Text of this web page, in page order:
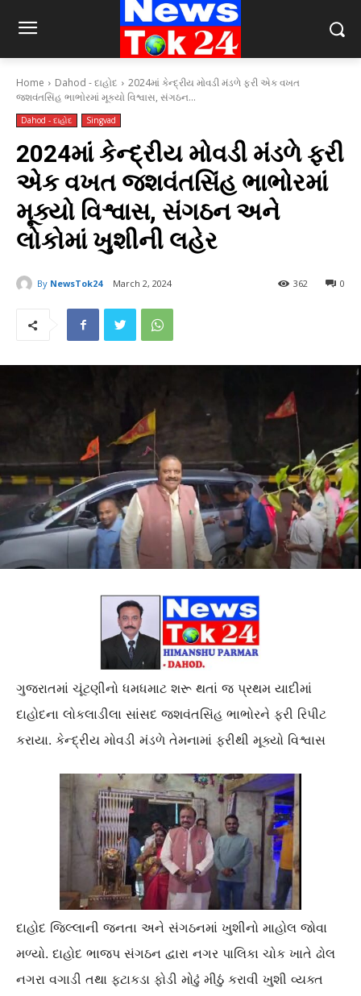
Home Dahod - દાહોદ
2024માં કેન્દ્રીય મોવડી મંડળે ફરી એક વખત
જશવંતસિંહ ભાભોરમાં મૂક્યો વિશ્વાસ, સંગઠન...
Dahod - દાહોદ Singvad
2024માં કેન્દ્રીય મોવડી મંડળે ફરી
એક વખત જશવંતસિંહ ભાભોરમાં
મૂક્યો વિશ્વાસ, સંગઠન અને
લોકોમાં ખુશીની લહેર
By NewsTok24 March 2, 2024 0
362
ગુજરાતમાં ચૂંટણીનો ધમધમાટ શરૂ થતાં જ પ્રથમ યાદીમાં
દાહોદના લોકલાડીલા સાંસદ જશવંતસિંહ ભાભોરને ફરી રિપીટ
કરાયા. કેન્દ્રીય મોવડી મંડળે તેમનામાં ફરીથી મૂક્યો વિશ્વાસ
દાહોદ જિલ્લાની જનતા અને સંગઠનમાં ખુશીનો માહોલ જોવા
મળ્યો. દાહોદ ભાજપ સંગઠન દ્વારા નગર પાલિકા ચોક ખાતે ઢોલ
નગરા વગાડી તથા ફટાકડા ફોડી મોઢું મીઠું કરાવી ખુશી વ્યક્ત